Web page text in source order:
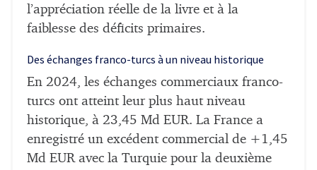
l’appréciation réelle de la livre et à la
faiblesse des déficits primaires.
Des échanges franco-turcs à un niveau historique
En 2024, les échanges commerciaux franco-
turcs ont atteint leur plus haut niveau
historique, à 23,45 Md EUR. La France a
enregistré un excédent commercial de +1,45
Md EUR avec la Turquie pour la deuxième